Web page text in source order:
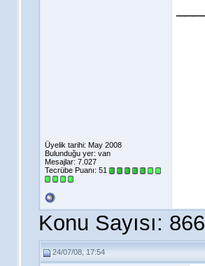
Üyelik tarihi: May 2008
Bulunduğu yer: van
Mesajlar: 7.027
Tecrübe Puanı: 51
Konu Sayısı: 866
24/07/08, 17:54